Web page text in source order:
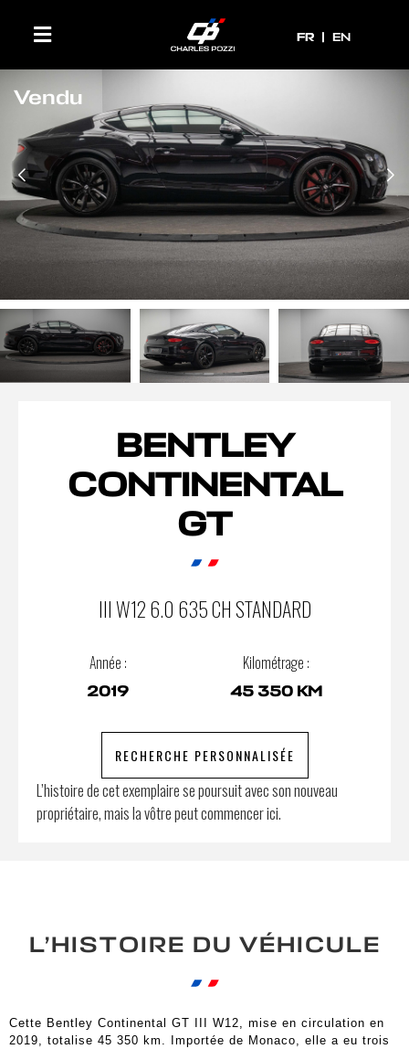
FR
FR EN
Vendu
BENTLEY
CONTINENTAL
GT
III W12 6.0 635 CH STANDARD
Année :
2019
Kilométrage :
45 350 KM
RECHERCHE PERSONNALISÉE
L’histoire de cet exemplaire se poursuit avec son nouveau
propriétaire, mais la vôtre peut commencer ici.
L’HISTOIRE DU VÉHICULE
Cette Bentley Continental GT III W12, mise en circulation en
2019, totalise 45 350 km. Importée de Monaco, elle a eu trois